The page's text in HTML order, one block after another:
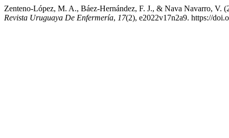
Zenteno-López, M. A., Báez-Hernández, F. J., & Nava Navarro, V.
Revista Uruguaya De Enfermería, 17(2), e2022v17n2a9. https://